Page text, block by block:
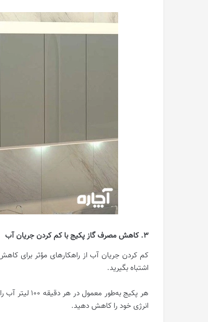
3. کاهش مصرف گاز پکیج با کم کردن جریان آب
کم کردن جریان آب از راهکار‌های مؤثر برای
اشتباه بگیرید.
هر پکیج
انرژی خود را کاهش دهید.